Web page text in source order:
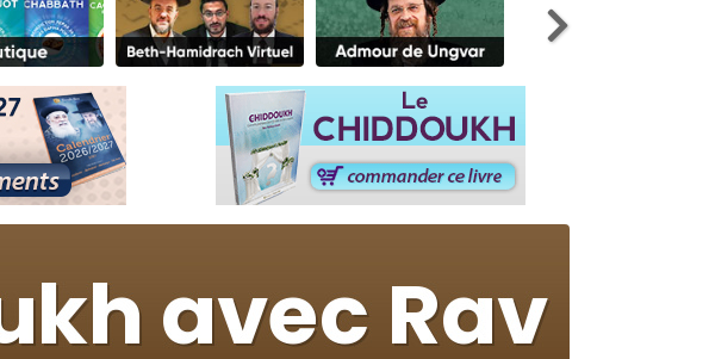
aux Orphelins
Yohan